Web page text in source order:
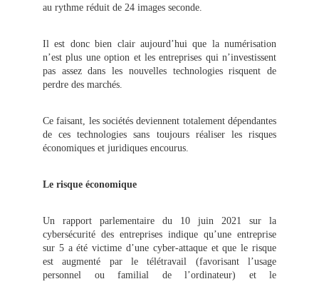
au rythme réduit de 24 images seconde.
Il est donc bien clair aujourd’hui que la numérisation
n’est plus une option et les entreprises qui n’investissent
pas assez dans les nouvelles technologies risquent de
perdre des marchés.
Ce faisant, les sociétés deviennent totalement dépendantes
de ces technologies sans toujours réaliser les risques
économiques et juridiques encourus.
Le risque économique
Un rapport parlementaire du 10 juin 2021 sur la
cybersécurité des entreprises indique qu’une entreprise
sur 5 a été victime d’une cyber-attaque et que le risque
est augmenté par le télétravail (favorisant l’usage
personnel ou familial de l’ordinateur) et le